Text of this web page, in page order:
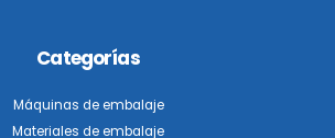
Categorías
Máquinas de embalaje
Materiales de embalaje